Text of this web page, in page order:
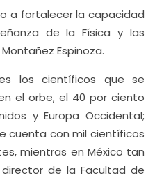
a fortalecer la capacidad
de la Física y las
Espinoza.
los científicos que se
el orbe, el 40 por ciento
y Europa Occidental;
cuenta con mil científicos
mientras en México tan
de la Facultad de